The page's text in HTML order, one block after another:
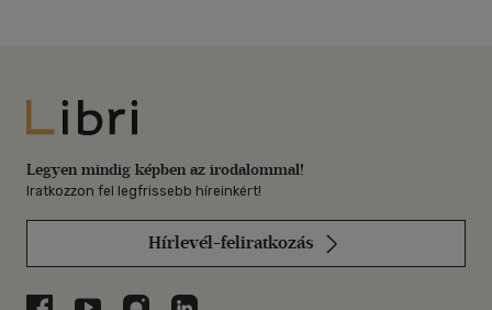
Libri
Legyen mindig képben az irodalommal!
Iratkozzon fel legfrissebb híreinkért!
Hírlevél-feliratkozás
Libri a Facebookon
Libri a Youtube-on
Libri az Instagramon
Libri a LinkedInen